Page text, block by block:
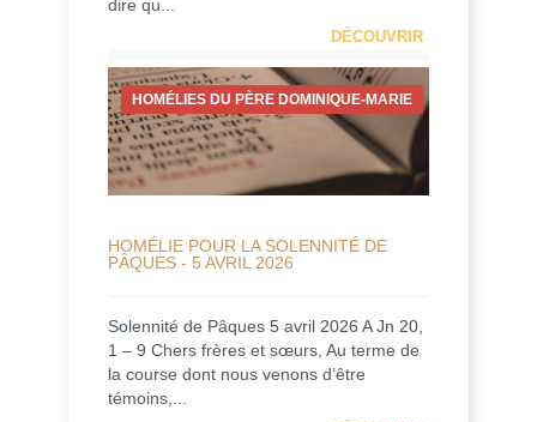
dire qu...
DÉCOUVRIR
HOMÉLIES DU PÈRE DOMINIQUE-MARIE
HOMÉLIE POUR LA SOLENNITÉ DE
PÂQUES - 5 AVRIL 2026
Solennité de Pâques 5 avril 2026 A Jn 20,
1 – 9 Chers frères et sœurs, Au terme de
la course dont nous venons d’être
témoins,...